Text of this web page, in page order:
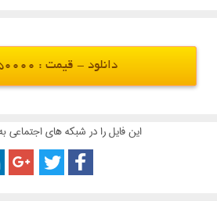
دانلود - قیمت : 50000 تومان
این فایل را در شبکه های اجتماعی